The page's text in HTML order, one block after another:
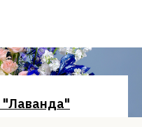
"Лаванда"